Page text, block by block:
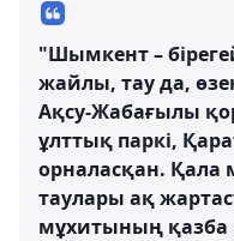
"Шымкент –
жайлы, тау да,
Ақсу-Жабағылы
ұлттық паркі,
орналасқан.
таулары ақ
мұхитының